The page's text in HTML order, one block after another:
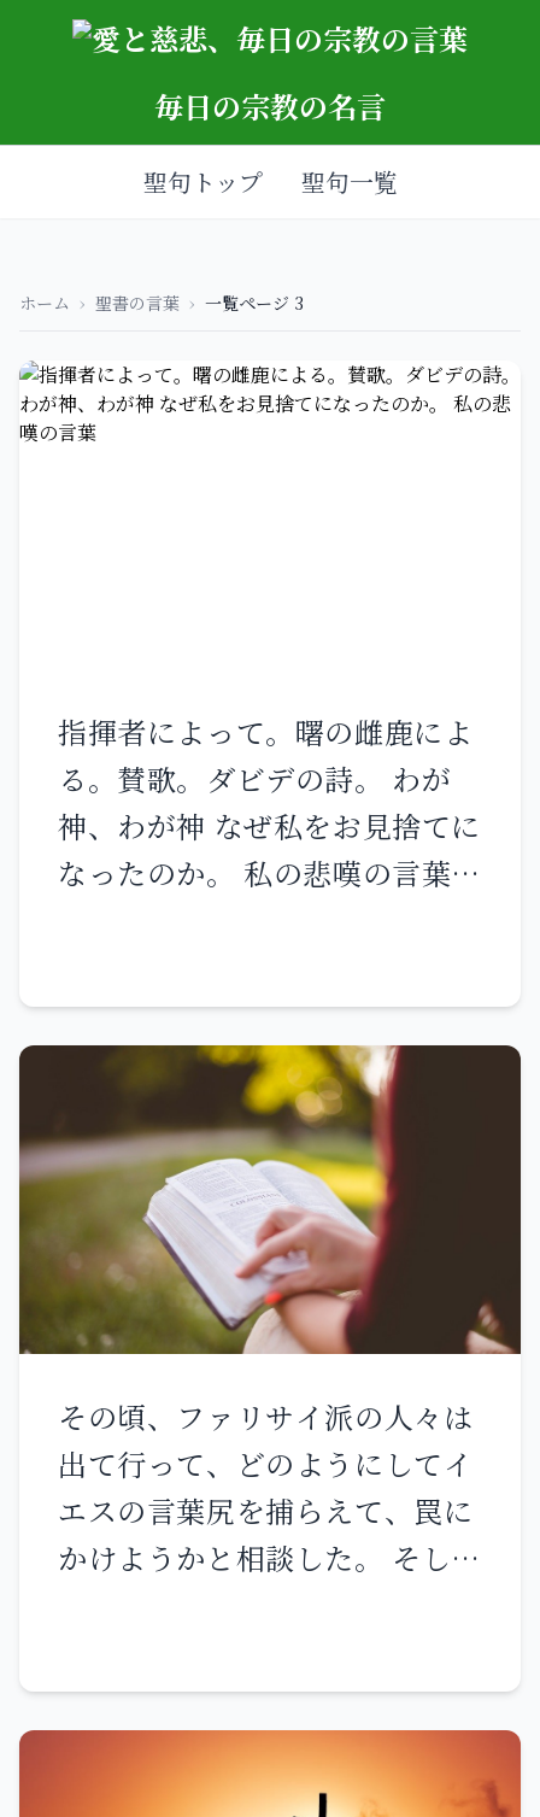
毎日の宗教の名言
聖句トップ 聖句一覧
ホーム › 聖書の言葉 › 一覧ページ 3
指揮者によって。曙の雌鹿によ
る。賛歌。ダビデの詩。 わが
神、わが神 なぜ私をお見捨てに
なったのか。 私の悲嘆の言葉は
ない。 夜もなお、私は黙ること
ができない。 しかし、あなたこ
上に座する方。 私たちの先祖は
あなたに信頼した。 彼らは信頼
し、あなたに救われた。 彼らは
あなたに叫び、救い出された。
彼らはあなたに信頼し、恥を受
虫けら。人とは言えない。 人の
そしりの的、民の蔑みの的。 私
を見る者は皆、嘲り 唇を突き出
し、頭を振る。 「主に任せて救
入りなのだから」と。 まさにあ
なたこそ、私を胎から取り出し
その頃、ファリサイ派の人々は
出て行って、どのようにしてイ
エスの言葉尻を捕らえて、罠に
かけようかと相談した。 そし
遣わして尋ねさせた。「先生、
私たちは、あなたが真実な方
で、真理に基づいて神の道を教